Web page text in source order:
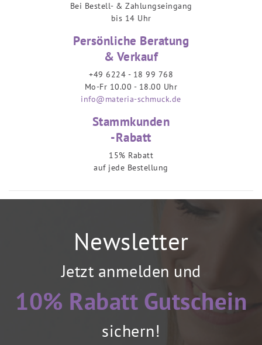
Bei Bestell- & Zahlungseingang
bis 14 Uhr
Persönliche Beratung
& Verkauf
+49 6224 - 18 99 768
Mo-Fr 10.00 - 18.00 Uhr
info@materia-schmuck.de
Stammkunden
-Rabatt
15% Rabatt
auf jede Bestellung
Newsletter
Jetzt anmelden und
10% Rabatt Gutschein
sichern!